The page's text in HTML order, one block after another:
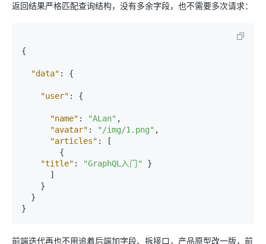
返回结果严格匹配查询结构，没有多余字段，也不需要多次请求：
{
"data" : {
"user" : {
"name" : "ALan" ,
"avatar" : "/img/1.png" ,
"articles" :
[
{
"title" : "GraphQL入门"
}
]
}
}
}
前端迭代再也不用追着后端加字段、拆接口，产品原型改一版，前